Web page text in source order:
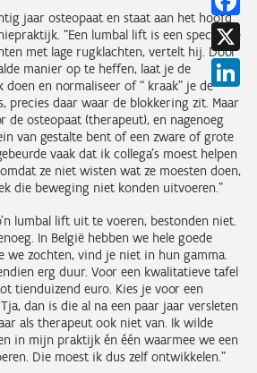
X
jaar osteopaat en staat aan het hoofd
“Een lumbal lift is een specifieke
met lage rugklachten, vertelt hij. Door
manier op te heffen, laat je de
en normaliseer of “ kraak” je de
precies daar waar de blokkering zit. Maar
de osteopaat (therapeut), en nagenoeg
van gestalte bent of een zware of grote
vaak dat ik collega’s moest helpen
ze niet wisten wat ze moesten doen,
die beweging niet konden uitvoeren.”
lumbal lift uit te voeren, bestonden niet.
In België hebben we hele goede
we zochten, vind je niet in hun gamma.
erg duur. Voor een kwalitatieve tafel
tienduizend euro. Kies je voor een
dan is die al na een paar jaar versleten
als therapeut ook niet van. Ik wilde
in mijn praktijk én één waarmee we een
Die moest ik dus zelf ontwikkelen.”